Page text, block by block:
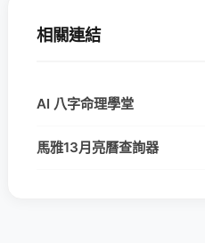
相關連結
AI 八字命理學堂
馬雅13月亮曆查詢器